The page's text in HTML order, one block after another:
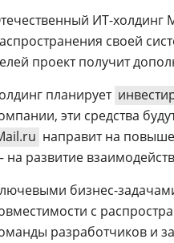
ИТ-холдинг
своей
проект получит
планирует
эти средства
направит на
развитие
бизнес-
с
разработчиков и